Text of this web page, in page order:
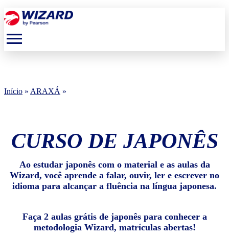
menu
Início » ARAXÁ »
CURSO DE JAPONÊS
Ao estudar japonês com o material e as aulas da
Wizard, você aprende a falar, ouvir, ler e escrever no
idioma para alcançar a fluência na língua japonesa.
Faça 2 aulas grátis de japonês para conhecer a
metodologia Wizard, matrículas abertas!